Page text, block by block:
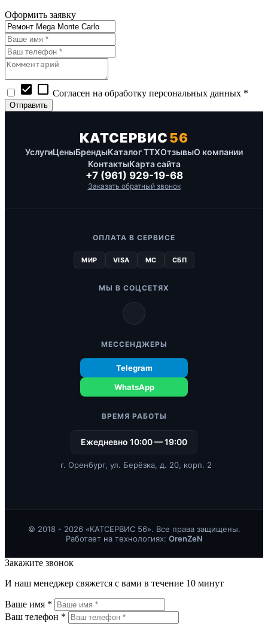
Оформить заявку
check_box check_box_outline_blank Согласен на обработку персональных данных *
КАТСЕРВИС56
УслугиЦеныБрендыКаталог ТТХОтзывыО компании
КонтактыКарта сайта
+7 (961) 929-19-68
Заказать обратный звонок
ОПЛАТА В СЕРВИСЕ
МИР VISA MC СБП
МЫ В СОЦСЕТЯХ
МЕССЕНДЖЕРЫ
Telegram
WhatsApp
ВРЕМЯ РАБОТЫ
Ежедневно 10:00 — 19:00
г. Оренбург, ул. Берёзка, д. 20, корп. 2
© 2018 - 2026 «КАТСЕРВИС 56». Все права защищены.
Работает на технологиях: OrenZeN
Закажите звонок
И наш менеджер свяжется с вами в течение 10 минут
Ваше имя *
Ваш телефон *